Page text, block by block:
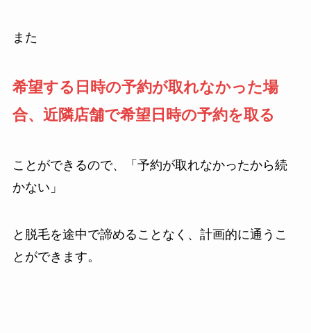
また
希望する日時の予約が取れなかった場
合、近隣店舗で希望日時の予約を取る
ことができるので、「予約が取れなかったから続
かない」
と脱毛を途中で諦めることなく、計画的に通うこ
とができます。